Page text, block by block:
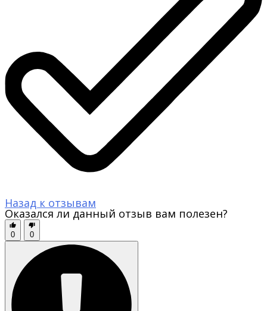
Назад к отзывам
Оказался ли данный отзыв вам полезен?
0 0